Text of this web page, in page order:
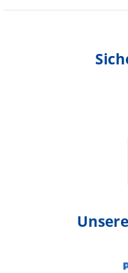
List GridSORTIEREN
NACH:
FILTERN
NACH: